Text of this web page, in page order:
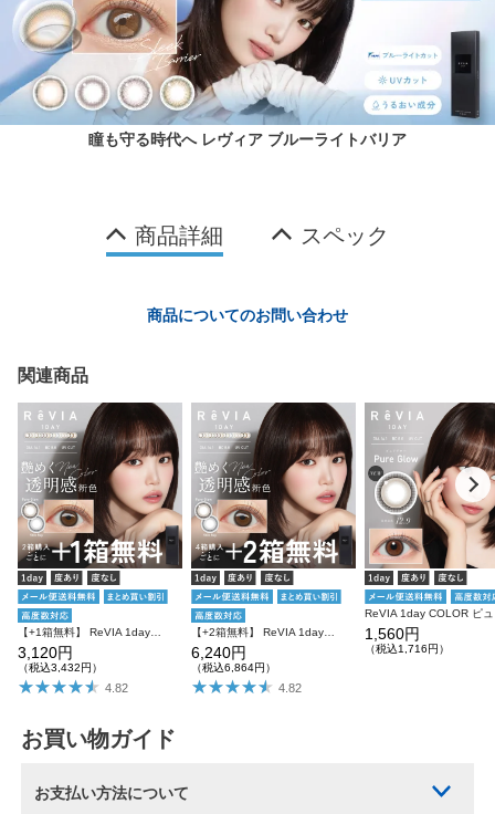
瞳も守る時代へ レヴィア ブルーライトバリア
商品詳細 スペック
商品についてのお問い合わせ
関連商品
3,120円
（税込3,432円）
4.82
6,240円
（税込6,864円）
4.82
1,560円
（税込1,716円）
お買い物ガイド
お支払い方法について